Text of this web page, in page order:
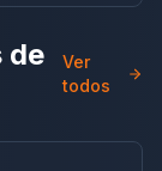
de
Ver
todos